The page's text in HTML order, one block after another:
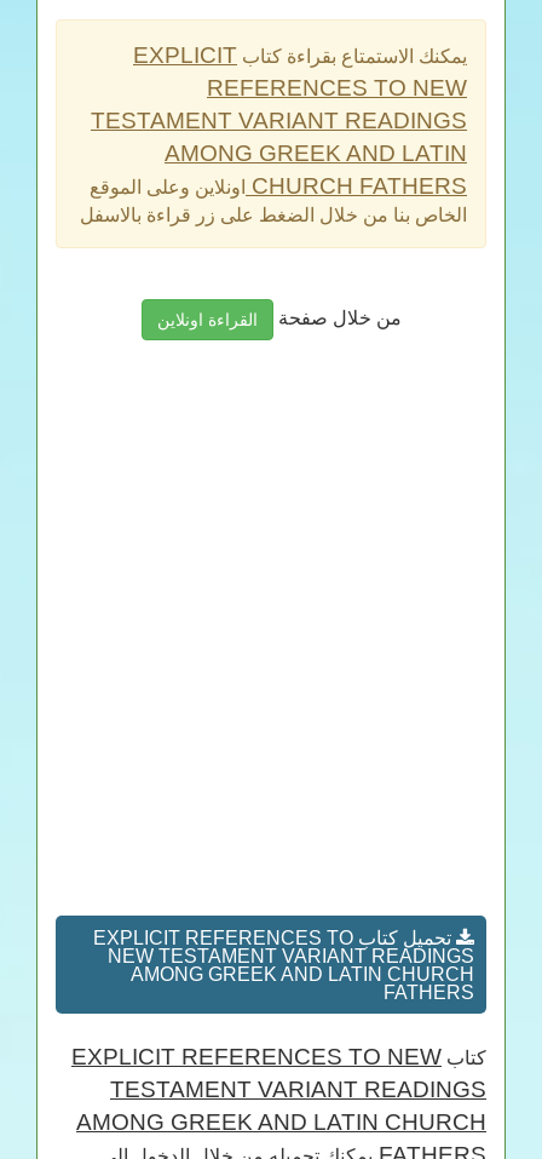
يمكنك الاستمتاع بقراءة كتاب EXPLICIT
REFERENCES TO NEW
TESTAMENT VARIANT READINGS
AMONG GREEK AND LATIN
CHURCH FATHERS
اونلاين وعلى الموقع
الخاص بنا من خلال الضغط على زر قراءة بالاسفل
من خلال صفحة القراءة اونلاين
تحميل كتاب EXPLICIT REFERENCES TO
NEW TESTAMENT VARIANT READINGS
AMONG GREEK AND LATIN CHURCH
FATHERS
كتاب EXPLICIT REFERENCES TO NEW
TESTAMENT VARIANT READINGS
AMONG GREEK AND LATIN CHURCH